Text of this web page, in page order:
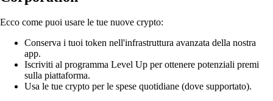
Ecco come puoi usare le tue nuove crypto:
Conserva i tuoi token nell'infrastruttura avanzata della nostra
app.
Iscriviti al programma Level Up per ottenere potenziali premi
sulla piattaforma.
Usa le tue crypto per le spese quotidiane (dove supportato).